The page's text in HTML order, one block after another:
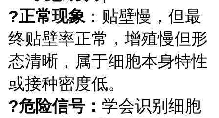
?正常现象：贴壁慢，但最
终贴壁率正常，增殖慢但形
态清晰，属于细胞本身特性
或接种密度低。
?危险信号： 学会识别细胞